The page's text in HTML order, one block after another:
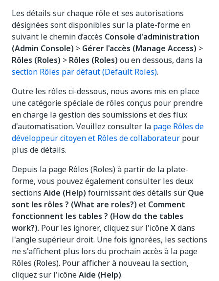
Les détails sur chaque rôle et ses autorisations
désignées sont disponibles sur la plate-forme en
suivant le chemin d’accès Console d'administration
(Admin Console) > Gérer l'accès (Manage Access) >
Rôles (Roles) > Rôles (Roles) ou en dessous, dans la
section Rôles par défaut (Default Roles).
Outre les rôles ci-dessous, nous avons mis en place
une catégorie spéciale de rôles conçus pour prendre
en charge la gestion des soumissions et des flux
d'automatisation. Veuillez consulter la page Rôles de
développeur citoyen et Rôles de collaborateur pour
plus de détails.
Depuis la page Rôles (Roles) à partir de la plate-
forme, vous pouvez également consulter les deux
sections Aide (Help) fournissant des détails sur Que
sont les rôles ? (What are roles?) et Comment
fonctionnent les tables ? (How do the tables
work?). Pour les ignorer, cliquez sur l'icôneXdans
l'angle supérieur droit. Une fois ignorées, les sections
ne s'affichent plus lors du prochain accès à la page
Rôles (Roles). Pour afficher à nouveau la section,
cliquez sur l'icôneAide (Help).